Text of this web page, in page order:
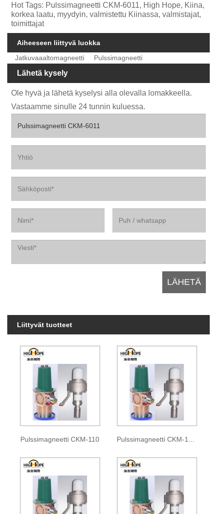
Hot Tags: Pulssimagneetti CKM-6011, High Hope, Kiina,
korkea laatu, myydyin, valmistettu Kiinassa, valmistajat,
toimittajat
Aiheeseen liittyvä luokka
Jatkuvaaaltomagneetti
Pulssimagneetti
Lähetä kysely
Ole hyvä ja lähetä kyselysi alla olevalla lomakkeella.
Vastaamme sinulle 24 tunnin kuluessa.
Liittyvät tuotteet
Pulssimagneetti CKM-110 Pulssimagneetti CKM-110A